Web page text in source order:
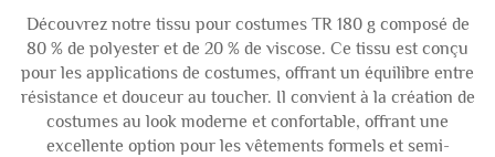
Découvrez notre tissu pour costumes TR 180 g composé de
80 % de polyester et de 20 % de viscose. Ce tissu est conçu
pour les applications de costumes, offrant un équilibre entre
résistance et douceur au toucher. Il convient à la création de
costumes au look moderne et confortable, offrant une
excellente option pour les vêtements formels et semi-